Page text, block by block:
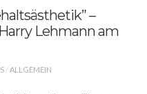
–
Lehmann am
/ALLGEMEIN